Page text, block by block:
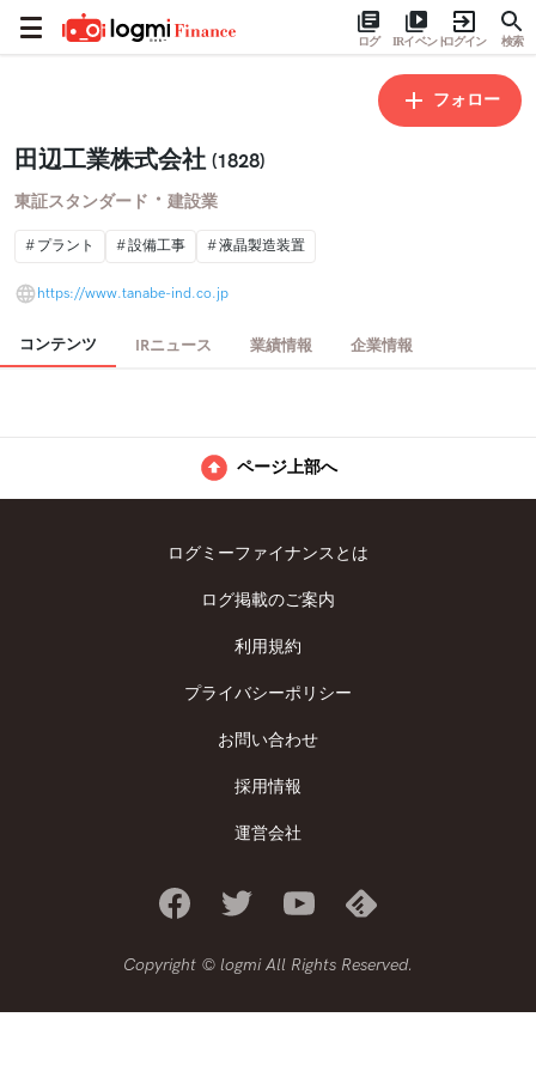
ログ IRイベントログイン 検索
フォロー
田辺工業株式会社 (1828)
東証スタンダード ・ 建設業
プラント 設備工事 液晶製造装置
https://www.tanabe-ind.co.jp
コンテンツ IRニュース 業績情報 企業情報
ページ上部へ
ログミーファイナンスとは
ログ掲載のご案内
利用規約
プライバシーポリシー
お問い合わせ
採用情報
運営会社
Copyright © logmi All Rights Reserved.